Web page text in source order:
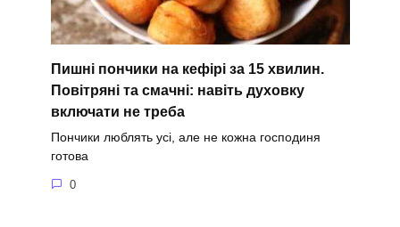
Пишні пончики на кефірі за 15 хвилин.
Повітряні та смачні: навіть духовку
включати не треба
Пончики люблять усі, але не кожна господиня
готова
0